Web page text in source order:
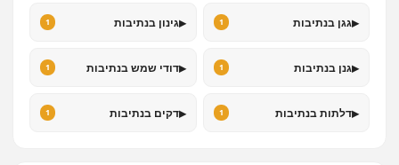
▸גגן בנתיבות 1
▸גינון בנתיבות 1
▸גנן בנתיבות 1
▸דודי שמש בנתיבות 1
▸דלתות בנתיבות 1
▸דקים בנתיבות 1